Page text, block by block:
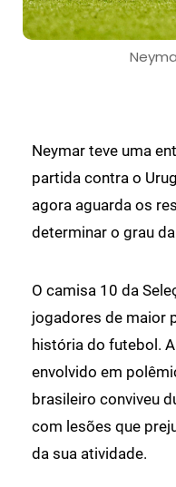
Neymar teve uma
partida contra o
agora aguarda os
determinar o grau
O camisa 10 da
jogadores de maior
história do futebol.
envolvido em
brasileiro conviveu
com lesões que
da sua atividade.